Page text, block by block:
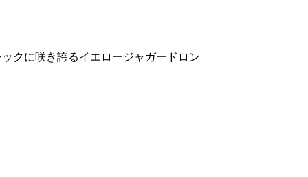
クに咲き誇るイエロージャガードロン